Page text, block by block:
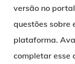
versão no
questões sobre
plataforma.
completar esse